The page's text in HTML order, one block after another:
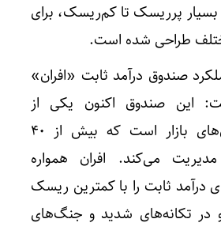
پرریسک تا کم‌ریسک، برای
طراحی شده است.
صندوق درآمد ثابت «افران»
این صندوق اکنون یکی از
بزرگ‌ترین صندوق‌های بازار است که بیش از ۴۰
می‌کند. افران همواره
درآمد ثابت را با کمترین ریسک
و در تکانه‌های شدید و جنگ‌های